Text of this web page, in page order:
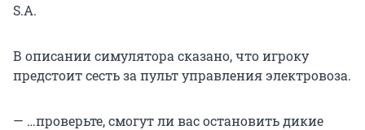
S.A.
В описании симулятора сказано, что игроку
предстоит сесть за пульт управления электровоза.
— …проверьте, смогут ли вас остановить дикие